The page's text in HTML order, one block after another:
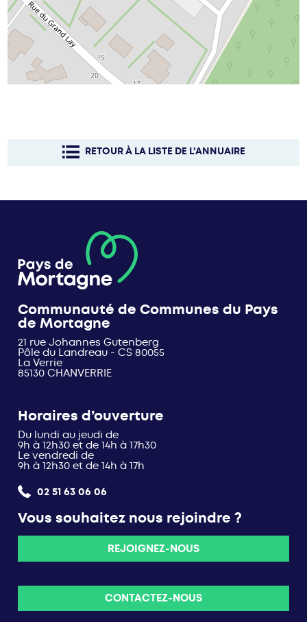
RETOUR À LA LISTE DE L'ANNUAIRE
Communauté de Communes du Pays
de Mortagne
21 rue Johannes Gutenberg
Pôle du Landreau - CS 80055
La Verrie
85130 CHANVERRIE
Horaires d’ouverture
Du lundi au jeudi de
9h à 12h30 et de 14h à 17h30
Le vendredi de
9h à 12h30 et de 14h à 17h
02 51 63 06 06
Vous souhaitez nous rejoindre ?
REJOIGNEZ-NOUS
CONTACTEZ-NOUS